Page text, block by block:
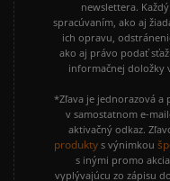
newslettera.
spracúvaním, ako aj
ich opravu,
ako aj právo podať
informačnej doložky
*Zľava je jednorazová a
v samostatnom e-
aktivačný odkaz.
produkty s výnimkou
s inými promo
vyplývajúcu zo zápisu